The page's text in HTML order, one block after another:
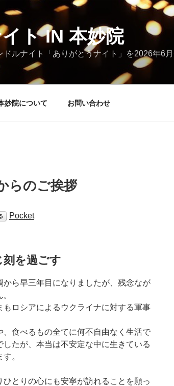
ト IN 本妙院
ルナイト「ありがとうナイト」を2026年6
妙院について お問い合わせ
らのご挨拶
Pocket
刻を過ごす
ら早三年目になりましたが、残念なが
もロシアによるウクライナに対する軍事
食べるもの全てに何不自由なく生活で
たが、本当は不安定な中に生きている
。
とりの心にも安寧が訪れることを願っ